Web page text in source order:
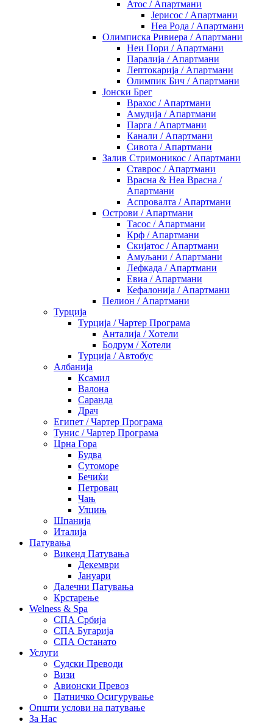
Атос / Апартмани
Јерисос / Апартмани
Неа Рода / Апартмани
Олимписка Ривиера / Апартмани
Неи Пори / Апартмани
Паралија / Апартмани
Лептокарија / Апартмани
Олимпик Бич / Апартмани
Јонски Брег
Врахос / Апартмани
Амудија / Апартмани
Парга / Апартмани
Канали / Апартмани
Сивота / Апартмани
Залив Стримоникос / Апартмани
Ставрос / Апартмани
Врасна & Неа Врасна /
Апартмани
Аспровалта / Апартмани
Острови / Апартмани
Тасос / Апартмани
Крф / Апартмани
Скијатос / Апартмани
Амуљани / Апартмани
Лефкада / Апартмани
Евиа / Апартмани
Кефалонија / Апартмани
Пелион / Апартмани
Турција
Турција / Чартер Програма
Анталија / Хотели
Бодрум / Хотели
Турција / Автобус
Албанија
Ксамил
Валона
Саранда
Драч
Египет / Чартер Програма
Тунис / Чартер Програма
Црна Гора
Будва
Сутоморе
Бечиќи
Петровац
Чањ
Улцињ
Шпанија
Италија
Патувања
Викенд Патувања
Декември
Јануари
Далечни Патувања
Крстарење
Welness & Spa
СПА Србија
СПА Бугарија
СПА Останато
Услуги
Судски Преводи
Визи
Авионски Превоз
Патничко Осигурување
Општи услови на патување
За Нас